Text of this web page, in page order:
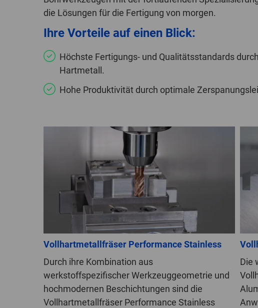
die Lösungen für die Fertigung von morgen.
Ihre Vorteile auf einen Blick:
Höchste Fertigungs- und Qualitätsstandards
Hartmetall.
Hohe Produktivität durch optimale
Vollhartmetallfräser Performance Stainless
Durch ihre Kombination aus
werkstoffspezifischer Werkzeuggeometrie und
hochmodernen Beschichtungen sind die
Vollhartmetallfräser Performance Stainless
Die